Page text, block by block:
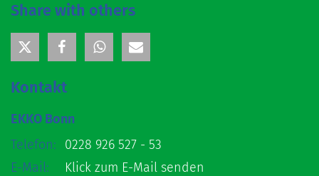
Share with others
Kontakt
EKKO Bonn
Telefon:
0228 926 527 - 53
E-Mail:
Klick zum E-Mail senden